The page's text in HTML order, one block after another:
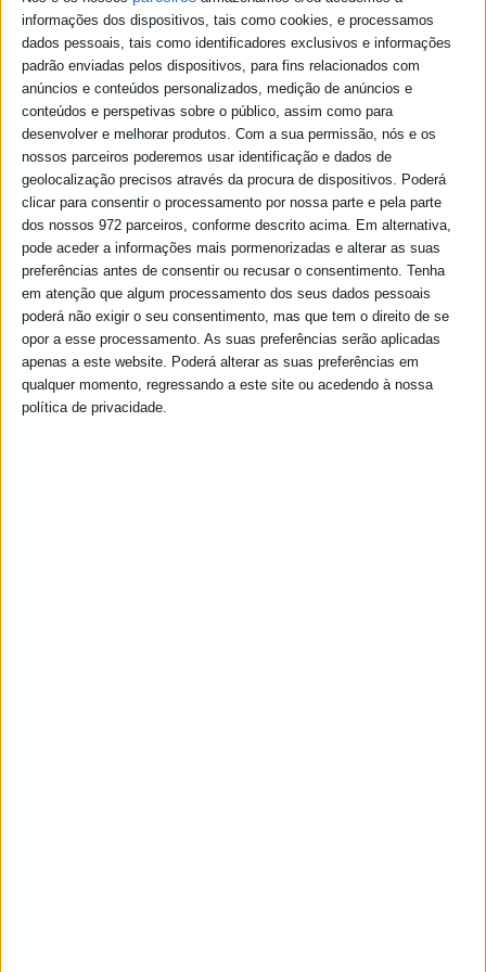
informações dos dispositivos, tais como cookies, e processamos
dados pessoais, tais como identificadores exclusivos e informações
padrão enviadas pelos dispositivos, para fins relacionados com
anúncios e conteúdos personalizados, medição de anúncios e
conteúdos e perspetivas sobre o público, assim como para
desenvolver e melhorar produtos. Com a sua permissão, nós e os
nossos parceiros poderemos usar identificação e dados de
geolocalização precisos através da procura de dispositivos. Poderá
clicar para consentir o processamento por nossa parte e pela parte
dos nossos 972 parceiros, conforme descrito acima. Em alternativa,
pode aceder a informações mais pormenorizadas e alterar as suas
preferências antes de consentir ou recusar o consentimento. Tenha
em atenção que algum processamento dos seus dados pessoais
poderá não exigir o seu consentimento, mas que tem o direito de se
opor a esse processamento. As suas preferências serão aplicadas
apenas a este website. Poderá alterar as suas preferências em
qualquer momento, regressando a este site ou acedendo à nossa
política de privacidade.
Unidade Local de Saúde. O que atualmente não está a acontecer”.
“Num período de Pandemia, é inadmissível que os Utentes de Canal
Caveira não tenham Médico com regularidade” acrescenta a mesma
fonte.
Nesta iniciativa participa o presidente do Sindicato dos Médicos da
Zona Sul, João Proença.